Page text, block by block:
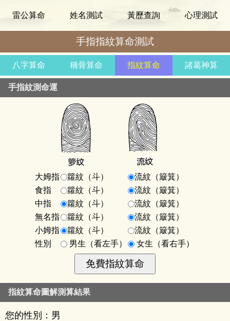
雷公算命 姓名測試 黃歷查詢 心理測試
手指指紋算命測試
八字算命 稱骨算命 指紋算命 諸葛神算
手指紋測命運
大姆指 籮紋（斗）
流紋（簸箕）
食指
籮紋（斗）
流紋（簸箕）
中指
籮紋（斗）
流紋（簸箕）
無名指
籮紋（斗）
流紋（簸箕）
小姆指
籮紋（斗）
流紋（簸箕）
性別
男生（看左手） 女生（看右手）
指紋算命圖解測算結果
您的性別：男